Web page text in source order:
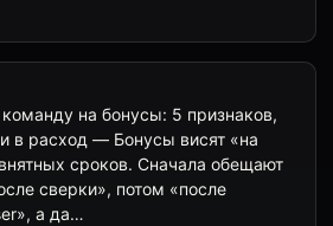
на бонусы: 5 признаков,
в расход — Бонусы висят «на
сроков. Сначала обещают
сверки», потом «после
а да…